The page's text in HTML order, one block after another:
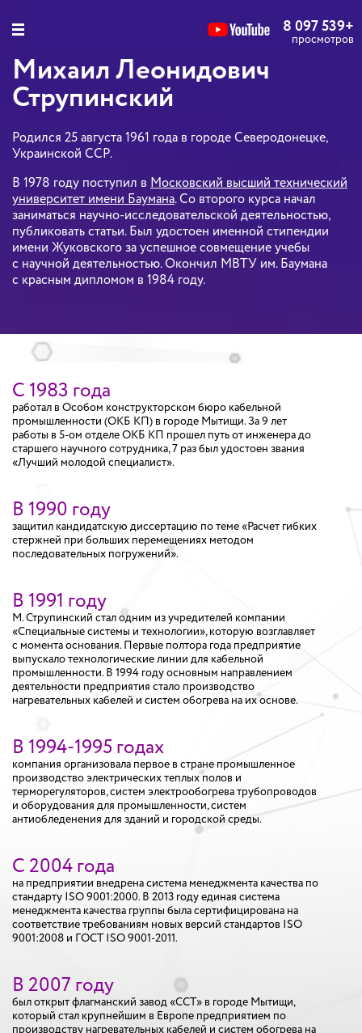
8 097 539+
просмотров
Михаил Леонидович
Струпинский
Родился 25 августа 1961 года в городе Северодонецке,
Украинской ССР.
В 1978 году поступил в Московский высший технический
университет имени Баумана. Со второго курса начал
заниматься научно-исследовательской деятельностью,
публиковать статьи. Был удостоен именной стипендии
имени Жуковского за успешное совмещение учебы
с научной деятельностью. Окончил МВТУ им. Баумана
с красным дипломом в 1984 году.
С 1983 года
работал в Особом конструкторском бюро кабельной
промышленности (ОКБ КП) в городе Мытищи. За 9 лет
работы в 5-ом отделе ОКБ КП прошел путь от инженера до
старшего научного сотрудника, 7 раз был удостоен звания
«Лучший молодой специалист».
В 1990 году
защитил кандидатскую диссертацию по теме «Расчет гибких
стержней при больших перемещениях методом
последовательных погружений».
В 1991 годy
М. Струпинский стал одним из учредителей компании
«Специальные системы и технологии», которую возглавляет
с момента основания. Первые полтора года предприятие
выпускало технологические линии для кабельной
промышленности. В 1994 году основным направлением
деятельности предприятия стало производство
нагревательных кабелей и систем обогрева на их основе.
В 1994-1995 годах
компания организовала первое в стране промышленное
производство электрических теплых полов и
терморегуляторов, систем электрообогрева трубопроводов
и оборудования для промышленности, систем
антиобледенения для зданий и городской среды.
С 2004 года
на предприятии внедрена система менеджмента качества по
стандарту ISO 9001:2000. В 2013 году единая система
менеджмента качества группы была сертифицирована на
соответствие требованиям новых версий стандартов ISO
9001:2008 и ГОСТ ISO 9001-2011.
В 2007 годy
был открыт флагманский завод «ССТ» в городе Мытищи,
который стал крупнейшим в Европе предприятием по
производству нагревательных кабелей и систем обогрева на